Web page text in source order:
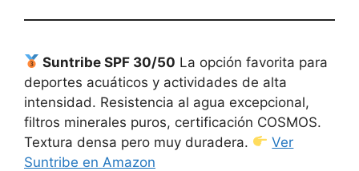
Suntribe SPF 30/50 La opción favorita para
deportes acuáticos y actividades de alta
intensidad. Resistencia al agua excepcional,
filtros minerales puros, certificación COSMOS.
Textura densa pero muy duradera.
Ver
Suntribe en Amazon